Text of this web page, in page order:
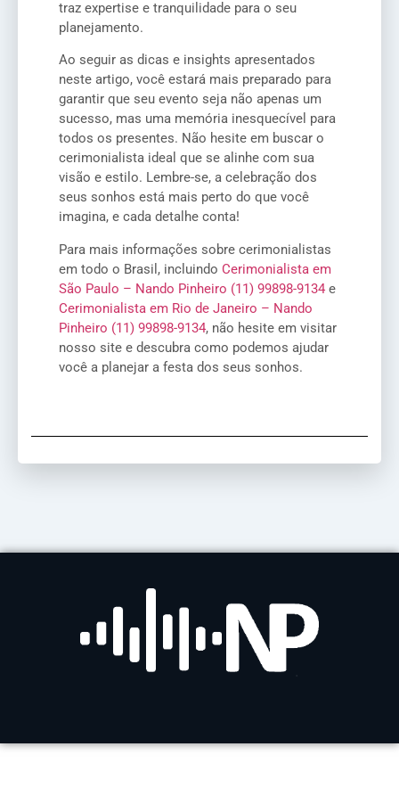
traz expertise e tranquilidade para o seu
planejamento.
Ao seguir as dicas e insights apresentados
neste artigo, você estará mais preparado para
garantir que seu evento seja não apenas um
sucesso, mas uma memória inesquecível para
todos os presentes. Não hesite em buscar o
cerimonialista ideal que se alinhe com sua
visão e estilo. Lembre-se, a celebração dos
seus sonhos está mais perto do que você
imagina, e cada detalhe conta!
Para mais informações sobre cerimonialistas
em todo o Brasil, incluindo Cerimonialista em
São Paulo – Nando Pinheiro (11) 99898-9134 e
Cerimonialista em Rio de Janeiro – Nando
Pinheiro (11) 99898-9134, não hesite em visitar
nosso site e descubra como podemos ajudar
você a planejar a festa dos seus sonhos.